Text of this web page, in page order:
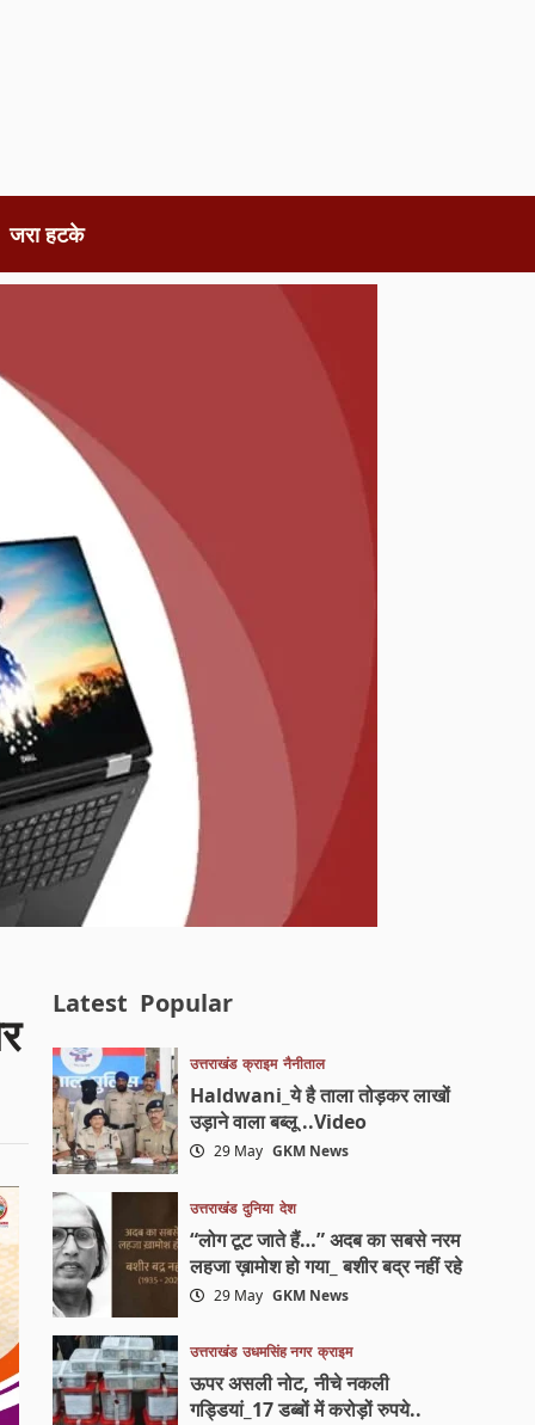
जरा हटके
Latest Popular
उत्तराखंड क्राइम नैनीताल
Haldwani_ये है ताला तोड़कर लाखों
उड़ाने वाला बब्लू ..Video
29 May GKM News
उत्तराखंड दुनिया देश
“लोग टूट जाते हैं…” अदब का सबसे नरम
लहजा ख़ामोश हो गया_ बशीर बद्र नहीं रहे
29 May GKM News
उत्तराखंड उधमसिंह नगर क्राइम
ऊपर असली नोट, नीचे नकली
गड्डियां_17 डब्बों में करोड़ों रुपये..